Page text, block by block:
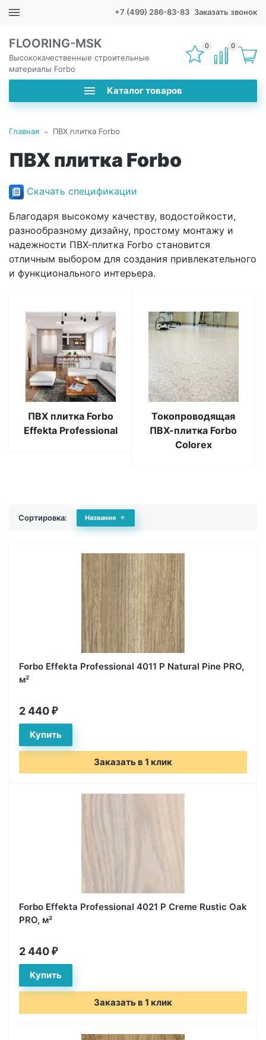
+7 (499) 286-83-83 Заказать звонок
FLOORING-MSK
Высококачественные строительные
материалы Forbo
Каталог товаров
0 0
Главная - ПВХ плитка Forbo
ПВХ плитка Forbo
Скачать спецификации
Благодаря высокому качеству, водостойкости,
разнообразному дизайну, простому монтажу и
надежности ПВХ-плитка Forbo становится
отличным выбором для создания привлекательного
и функционального интерьера.
ПВХ плитка Forbo
Effekta Professional
Токопроводящая
ПВХ-плитка Forbo
Colorex
Сортировка: Название
Forbo Effekta Professional 4011 P Natural Pine PRO,
м²
2 440 ₽
Заказать в 1 клик
Forbo Effekta Professional 4021 P Creme Rustic Oak
PRO, м²
2 440 ₽
Заказать в 1 клик